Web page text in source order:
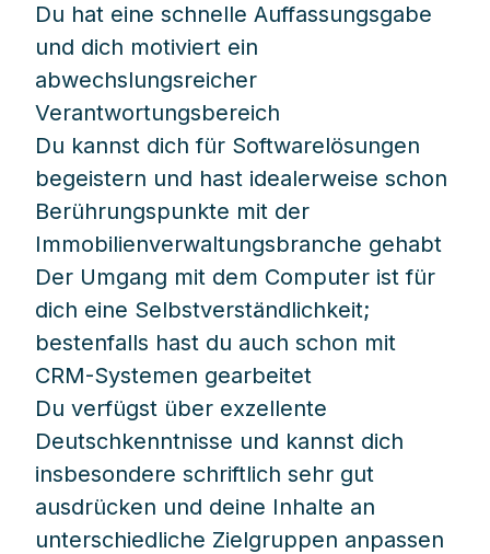
Du hat eine schnelle Auffassungsgabe
und dich motiviert ein
abwechslungsreicher
Verantwortungsbereich
Du kannst dich für Softwarelösungen
begeistern und hast idealerweise schon
Berührungspunkte mit der
Immobilienverwaltungsbranche gehabt
Der Umgang mit dem Computer ist für
dich eine Selbstverständlichkeit;
bestenfalls hast du auch schon mit
CRM-Systemen gearbeitet
Du verfügst über exzellente
Deutschkenntnisse und kannst dich
insbesondere schriftlich sehr gut
ausdrücken und deine Inhalte an
unterschiedliche Zielgruppen anpassen